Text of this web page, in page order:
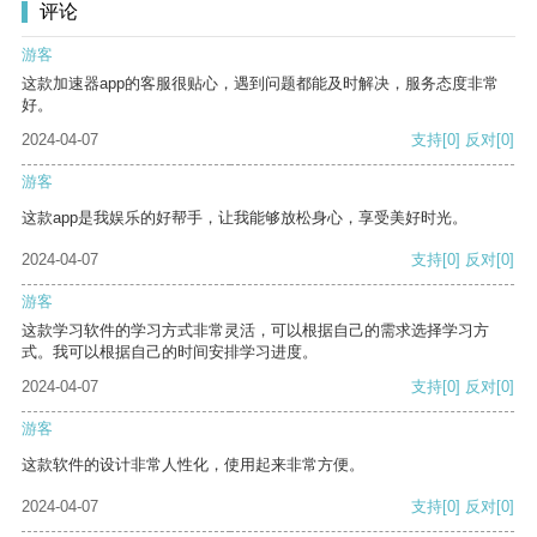
评论
游客
这款加速器app的客服很贴心，遇到问题都能及时解决，服务态度非常
好。
2024-04-07
支持[0] 反对[0]
游客
这款app是我娱乐的好帮手，让我能够放松身心，享受美好时光。
2024-04-07 支持[0] 反对[0]
游客
这款学习软件的学习方式非常灵活，可以根据自己的需求选择学习方
式。我可以根据自己的时间安排学习进度。
2024-04-07
支持[0] 反对[0]
游客
这款软件的设计非常人性化，使用起来非常方便。
2024-04-07 支持[0] 反对[0]